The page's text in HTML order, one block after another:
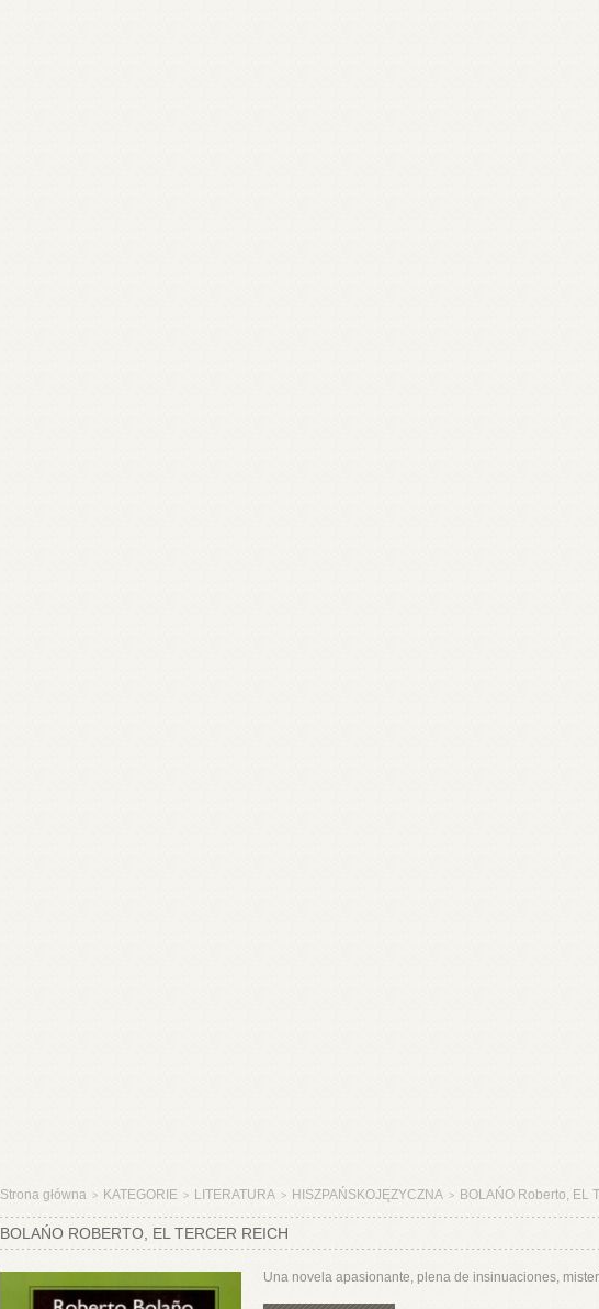
Strona główna > KATEGORIE > LITERATURA > HISZPAŃSKOJĘZYCZNA > BOLAŃO Roberto, EL
BOLAŃO ROBERTO, EL TERCER REICH
Una novela apasionante, plena de insinuaciones,